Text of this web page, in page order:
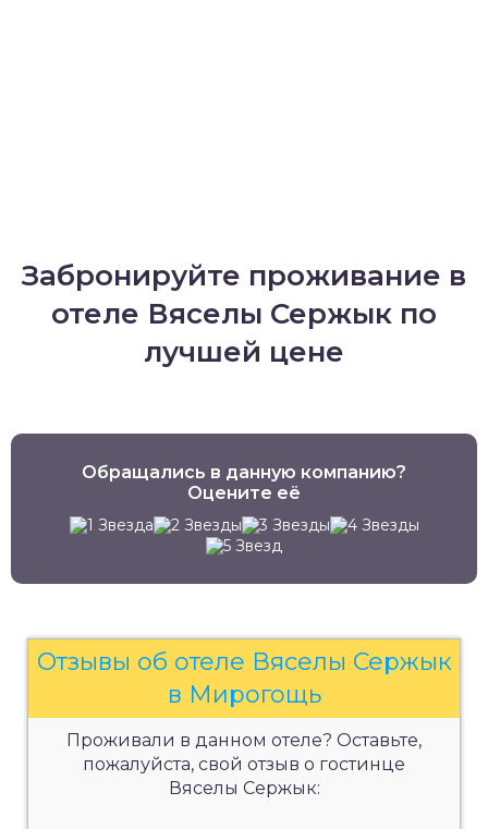
Забронируйте проживание в
отеле Вяселы Сержык по
лучшей цене
Обращались в данную компанию?
Оцените её
Отзывы об отеле Вяселы Сержык
в Мирогощь
Проживали в данном отеле? Оставьте,
пожалуйста, свой отзыв о гостинце
Вяселы Сержык: